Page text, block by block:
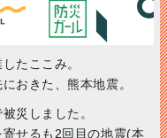
たここみ。
おきた、熊本地震。
災しました。
せるも2回目の地震(本